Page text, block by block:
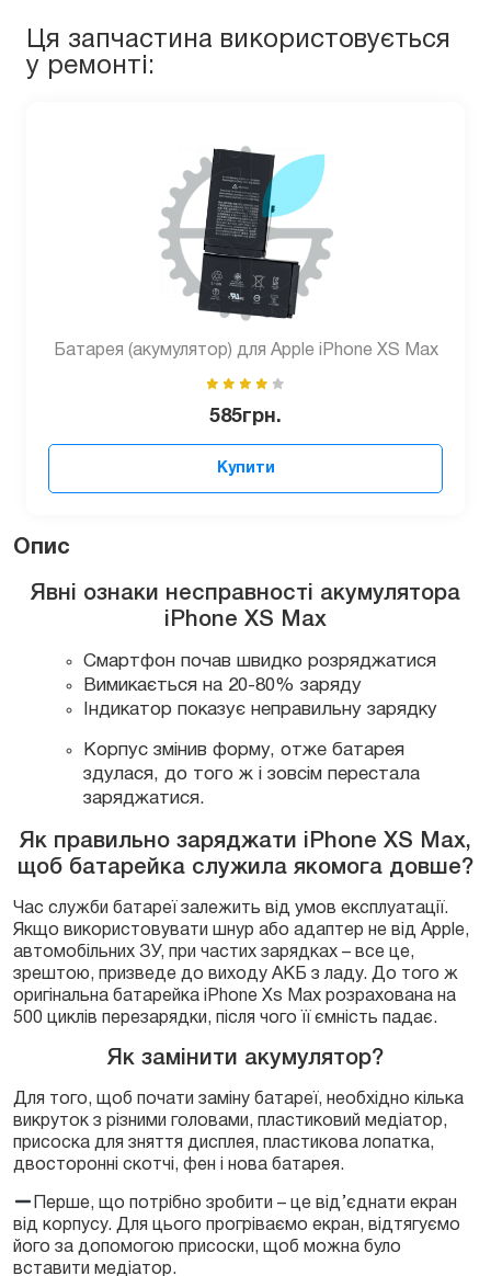
Ця запчастина використовується
у ремонті:
Батарея (акумулятор) для Apple iPhone XS Max
585грн.
Купити
Опис
Явні ознаки несправності акумулятора
iPhone XS Max
Смартфон почав швидко розряджатися
Вимикається на 20-80% заряду
Індикатор показує неправильну зарядку
Корпус змінив форму, отже батарея
здулася, до того ж і зовсім перестала
заряджатися.
Як правильно заряджати iPhone XS Max,
щоб батарейка служила якомога довше?
Час служби батареї залежить від умов експлуатації.
Якщо використовувати шнур або адаптер не від Apple,
автомобільних ЗУ, при частих зарядках – все це,
зрештою, призведе до виходу АКБ з ладу. До того ж
оригінальна батарейка iPhone Xs Max розрахована на
500 циклів перезарядки, після чого її ємність падає.
Як замінити акумулятор?
Для того, щоб почати заміну батареї, необхідно кілька
викруток з різними головами, пластиковий медіатор,
присоска для зняття дисплея, пластикова лопатка,
двосторонні скотчі, фен і нова батарея.
Перше, що потрібно зробити – це від’єднати екран
від корпусу. Для цього прогріваємо екран, відтягуємо
його за допомогою присоски, щоб можна було
вставити медіатор.